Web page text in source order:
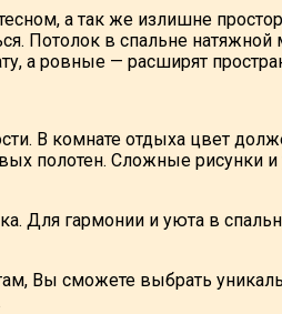
а так же излишне
Потолок в спальне
а ровные — расширят
В комнате отдыха цвет
полотен. Сложные рисунки
Для гармонии и уюта в
Вы сможете выбрать